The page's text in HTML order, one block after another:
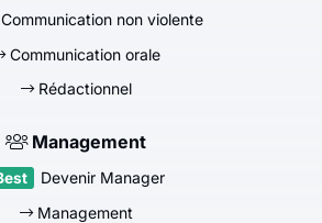
Communication non violente
Communication orale
Rédactionnel
Management
Devenir Manager
Management